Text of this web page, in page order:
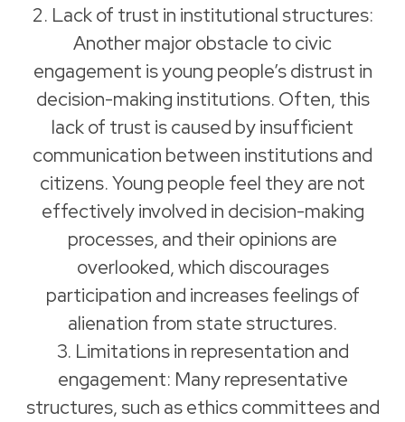
2. Lack of trust in institutional structures:
Another major obstacle to civic
engagement is young people’s distrust in
decision-making institutions. Often, this
lack of trust is caused by insufficient
communication between institutions and
citizens. Young people feel they are not
effectively involved in decision-making
processes, and their opinions are
overlooked, which discourages
participation and increases feelings of
alienation from state structures.
3. Limitations in representation and
engagement: Many representative
structures, such as ethics committees and